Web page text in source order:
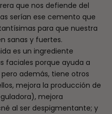
que nos defiende del
serían ese cemento que
para que nuestra
sanas y fuertes.
es un ingrediente
faciales porque ayuda a
además, tiene otros
mejora la producción de
mejora
al ser despigmentante; y